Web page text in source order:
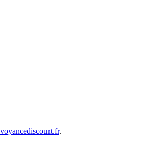
voyancediscount.fr.